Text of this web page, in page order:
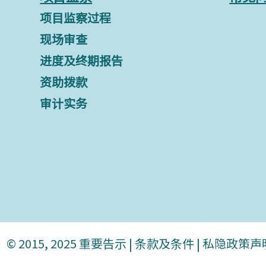
项目监察过程
现场审查
进度及终期报告
资助拨款
审计实务
© 2015, 2025 重要告示 | 条款及条件 | 私隐政策声